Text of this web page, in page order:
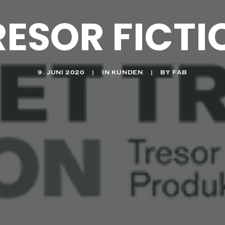
9. JUNI 2020 | IN KUNDEN | BY FAB